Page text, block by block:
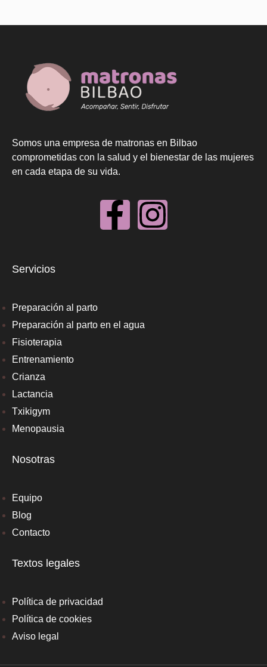
Somos una empresa de matronas en Bilbao
comprometidas con la salud y el bienestar de las mujeres
en cada etapa de su vida.
Servicios
Preparación al parto
Preparación al parto en el agua
Fisioterapia
Entrenamiento
Crianza
Lactancia
Txikigym
Menopausia
Nosotras
Equipo
Blog
Contacto
Textos legales
Política de privacidad
Política de cookies
Aviso legal